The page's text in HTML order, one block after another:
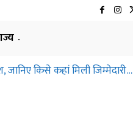
जानिए किसे कहां मिली जिम्मेदारी…